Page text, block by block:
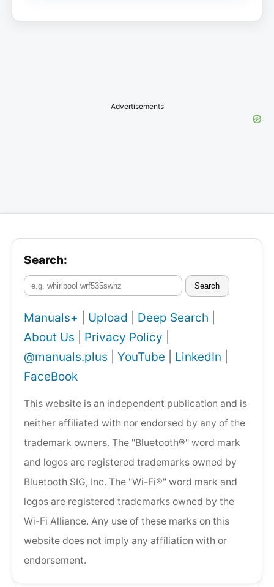
Advertisements
Search:
Search
Manuals+ Upload Deep Search
About Us
Privacy Policy
@manuals.plus
YouTube LinkedIn
FaceBook
This website is an independent publication and is
neither affiliated with nor endorsed by any of the
trademark owners. The "Bluetooth®" word mark
and logos are registered trademarks owned by
Bluetooth SIG, Inc. The "Wi-Fi®" word mark and
logos are registered trademarks owned by the
Wi-Fi Alliance. Any use of these marks on this
website does not imply any affiliation with or
endorsement.